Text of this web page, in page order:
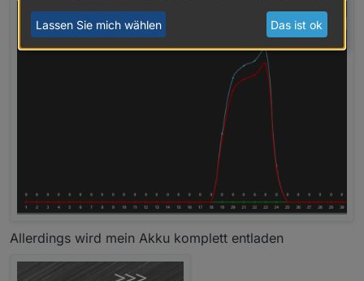
Allerdings wird mein Akku komplett entladen
Lassen Sie mich wählen Das ist ok